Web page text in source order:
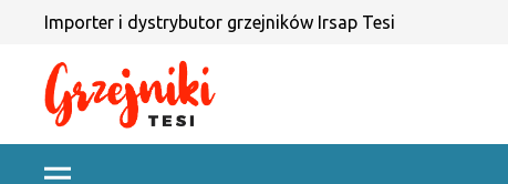
Importer i dystrybutor grzejników Irsap Tesi